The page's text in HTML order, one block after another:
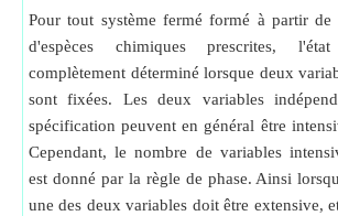
Pour tout système fermé formé à partir de
d'espèces chimiques prescrites,
complètement déterminé lorsque deux
sont fixées. Les deux variables
spécification peuvent en général être
Cependant, le nombre de variables
est donné par la règle de phase. Ainsi
une des deux variables doit être extensive,